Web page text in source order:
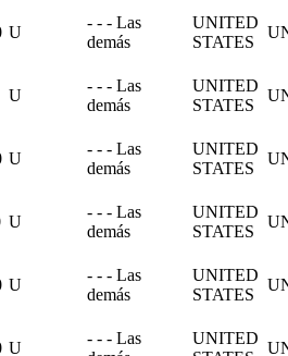
U
- - - Las
demás
UNITED
STATES
U
- - - Las
demás
UNITED
STATES
U
- - - Las
demás
UNITED
STATES
U
- - - Las
demás
UNITED
STATES
U
- - - Las
demás
UNITED
STATES
U
- - - Las
UNITED